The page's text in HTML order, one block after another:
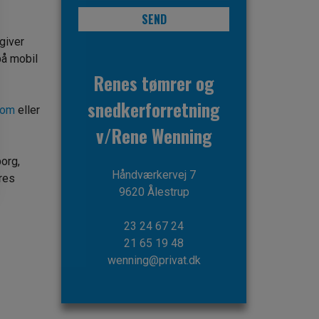
mobil
eller
Renes tømrer og
snedkerforretning
v/Rene Wenning
Håndværkervej 7
9620 Ålestrup​
23 24 67 24
21 65 19 48
wenning@privat.dk